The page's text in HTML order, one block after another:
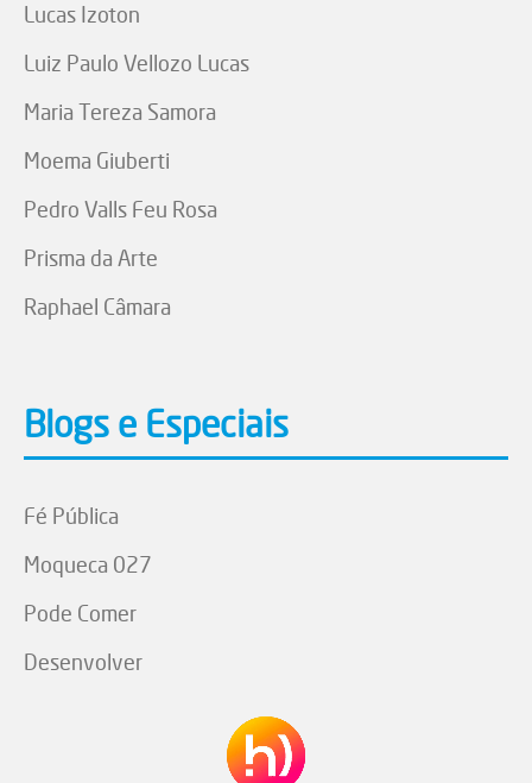
Lucas Izoton
Luiz Paulo Vellozo Lucas
Maria Tereza Samora
Moema Giuberti
Pedro Valls Feu Rosa
Prisma da Arte
Raphael Câmara
Blogs e Especiais
Fé Pública
Moqueca 027
Pode Comer
Desenvolver